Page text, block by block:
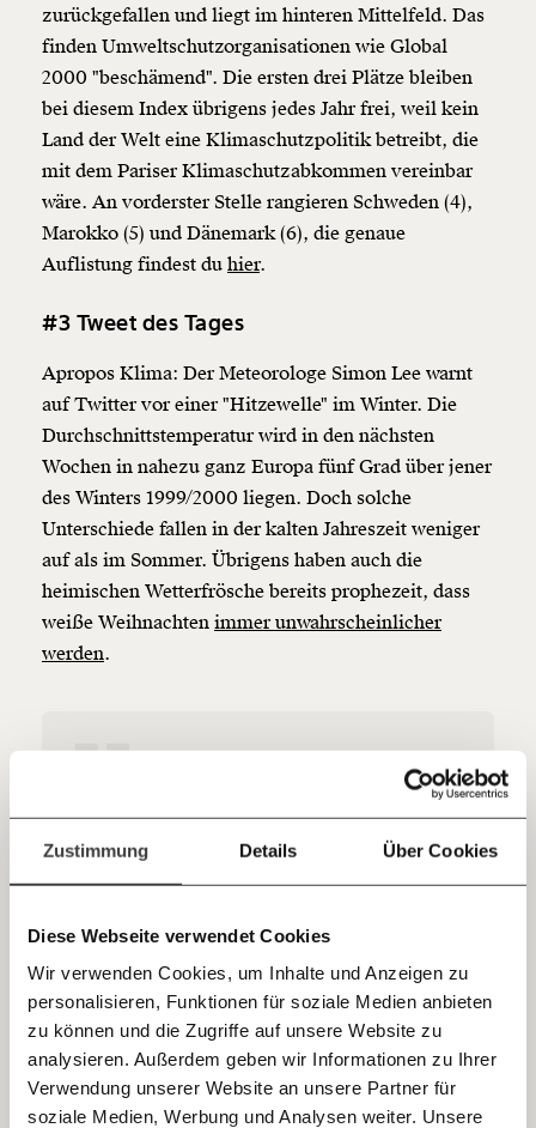
Zustimmung Details Über Cookies
Diese Webseite verwendet Cookies
Wir verwenden Cookies, um Inhalte und Anzeigen zu
personalisieren, Funktionen für soziale Medien anbieten
zu können und die Zugriffe auf unsere Website zu
analysieren. Außerdem geben wir Informationen zu Ihrer
Verwendung unserer Website an unsere Partner für
soziale Medien, Werbung und Analysen weiter. Unsere
Immer auf dem Laufenden
bleiben mit unseren gratis
Veränderung
beginnt mit Dir!
WerdeFördermitgliedund wir können gemeinsam
unsere Wirtschaft so gestalten, dass sie für alle
funktioniert. Unsere Recherchen sind für alle frei im
Netz. Unabhängig und werbefrei. Und das wird auch
so bleiben. Kämpf’ mit uns für den Fortschritt und
unterstütze uns mit Deinem Mitgliedsbeitrag.
sozialen Fortschritt
Jetzt
einfach
teilen.
E-Mail
Whatsapp
zurückgefallen und liegt im hinteren Mittelfeld. Das
finden Umweltschutzorganisationen wie Global
2000 "beschämend". Die ersten drei Plätze bleiben
bei diesem Index übrigens jedes Jahr frei, weil kein
Land der Welt eine Klimaschutzpolitik betreibt, die
mit dem Pariser Klimaschutzabkommen vereinbar
wäre. An vorderster Stelle rangieren Schweden (4),
Marokko (5) und Dänemark (6), die genaue
Auflistung findest du hier.
#3 Tweet des Tages
Apropos Klima: Der Meteorologe Simon Lee warnt
auf Twitter vor einer "Hitzewelle" im Winter. Die
Durchschnittstemperatur wird in den nächsten
Wochen in nahezu ganz Europa fünf Grad über jener
des Winters 1999/2000 liegen. Doch solche
Unterschiede fallen in der kalten Jahreszeit weniger
auf als im Sommer. Übrigens haben auch die
heimischen Wetterfrösche bereits prophezeit, dass
weiße Weihnachten immer unwahrscheinlicher
werden.
Unusual warmth, and its
connection to climate
relatively unnoticed in
winter relative to summer.
The next few weeks (per
CFSv2 forecasts) have
temperatures as much as